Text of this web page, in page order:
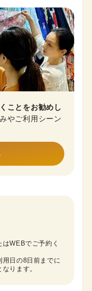
ことをお勧めし
やご利用シーン
WEBでご予約く
日の8日前までに
ります。